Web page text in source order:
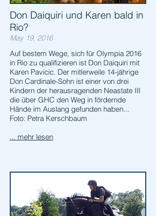
Don Daiquiri und Karen bald in
Rio?
May 19, 2016
Auf bestem Wege, sich für Olympia 2016
in Rio zu qualifizieren ist Don Daiquiri mit
Karen Pavicic. Der mitlerweile 14-jährige
Don Cardinale-Sohn ist einer von drei
Kindern der herausragenden Neastate III
die über GHC den Weg in fördernde
Hände im Auslang gefunden haben...
Foto: Petra Kerschbaum
... mehr lesen